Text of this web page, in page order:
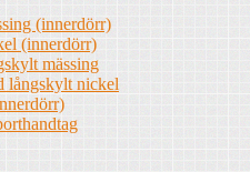
(innerdörr)
(innerdörr)
mässing
långskylt nickel